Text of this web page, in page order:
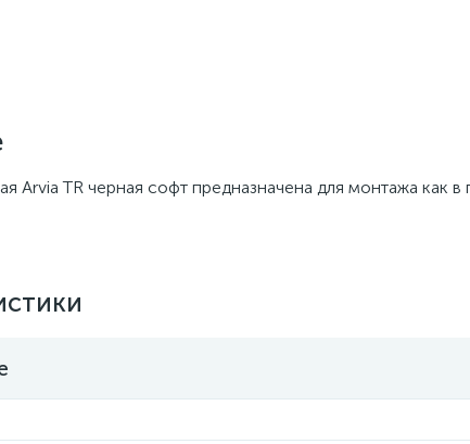
Arvia TR черная софт предназначена для монтажа как